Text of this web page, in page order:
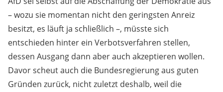
– wozu sie momentan nicht den geringsten Anreiz
besitzt, es läuft ja schließlich –, müsste sich
entschieden hinter ein Verbotsverfahren stellen,
dessen Ausgang dann aber auch akzeptieren wollen.
Davor scheut auch die Bundesregierung aus guten
Gründen zurück, nicht zuletzt deshalb, weil die